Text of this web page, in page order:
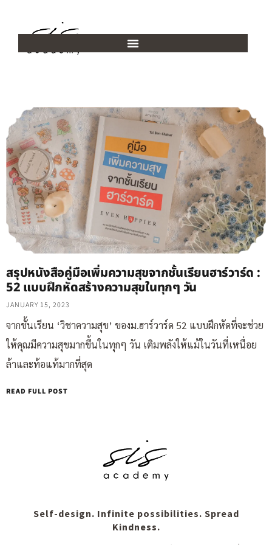
สรุปหนังสือคู่มือเพิ่มความสุขจากชั้นเรียนฮาร์วาร์ด :
52 แบบฝึกหัดสร้างความสุขในทุกๆ วัน
JANUARY 15, 2023
จากชั้นเรียน ‘วิชาความสุข’ ของม.ฮาร์วาร์ด 52 แบบฝึกหัดที่จะช่วย
ให้คุณมีความสุขมากขึ้นในทุกๆ วัน เติมพลังให้แม้ในวันที่เหนื่อย
ล้าและท้อแท้มากที่สุด
READ FULL POST
Self-design. Infinite possibilities. Spread
Kindness.